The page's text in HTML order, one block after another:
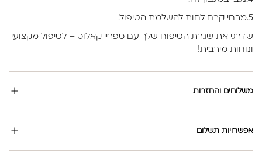
5.מרחי קרם לחות להשלמת הטיפול.
שדרגי את שגרת הטיפוח שלך עם ספריי קאלוס – לטיפול מקצועי
ונוחות מירבית!
משלוחים והחזרות
אפשרויות תשלום